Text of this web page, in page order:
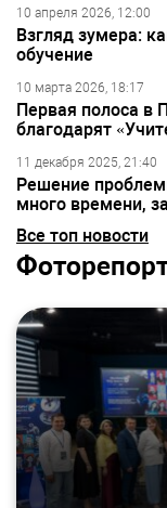
10 апреля 2026, 12:00
Взгляд зумера:
обучение
10 марта 2026, 18:17
Первая полоса в
благодарят
11 декабря 2025, 21:40
Решение
много времени,
Все топ новости